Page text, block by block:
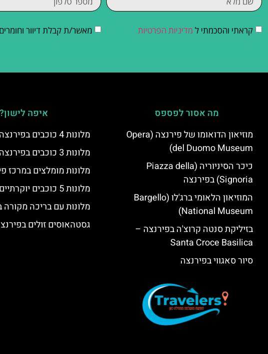
קראתי והסכמתי ל מדיניות הפרטיות מאשר/ת קבלת דיוור
מה אסור לפספס
מוזיאון הדואומו של פירנצה (Opera
del Duomo Museum)
כיכר הסיניוריה (Piazza della
Signoria) בפירנצה
המוזיאון הלאומי ברג'לו (Bargello
National Museum)
בזיליקת סנטה קרוצ'ה בפירנצה –
Santa Croce Basilica
סיור סאגווי בפירנצה
איפה לישון?
מלונות 4 כוכבים בפירנצה
מלונות 3 כוכבים בפירנצה
מלונות מומלצים במרכז
מלונות 5 כוכבים יוקרתיים בפירנצה
מלונות עם בריכה מקורה
גסטהאוסים זולים